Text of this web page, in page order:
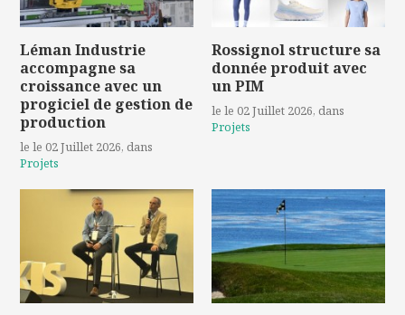
Léman Industrie
accompagne sa
croissance avec un
progiciel de gestion de
production
le le 02 Juillet 2026, dans
Projets
Rossignol structure sa
donnée produit avec
un PIM
le le 02 Juillet 2026, dans
Projets